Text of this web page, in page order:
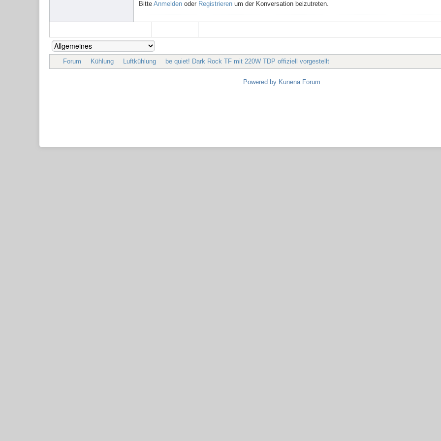
Bitte Anmelden oder Registrieren um der Konversation beizutreten.
Forum Kühlung Luftkühlung be quiet! Dark Rock TF mit 220W TDP offiziell vorgestellt
Powered by Kunena Forum